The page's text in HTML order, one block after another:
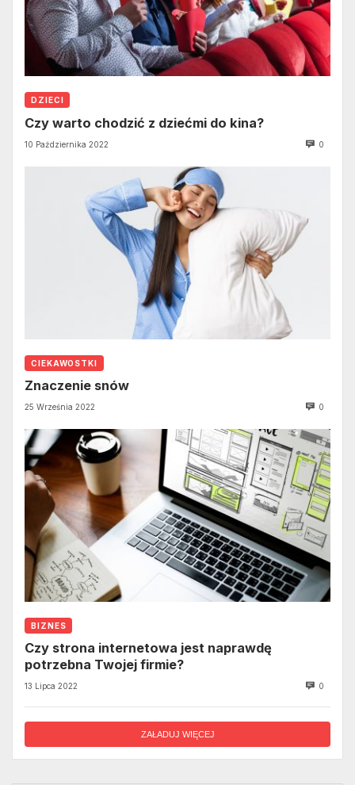
DZIECI
Czy warto chodzić z dziećmi do kina?
10 Października 2022 0
CIEKAWOSTKI
Znaczenie snów
25 Września 2022 0
BIZNES
Czy strona internetowa jest naprawdę
potrzebna Twojej firmie?
13 Lipca 2022 0
ZAŁADUJ WIĘCEJ